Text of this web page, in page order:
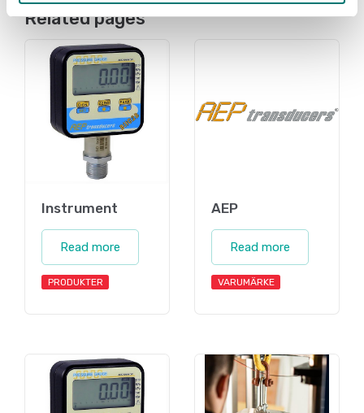
Related pages
Instrument
Read more
PRODUKTER
AEP
Read more
VARUMÄRKE